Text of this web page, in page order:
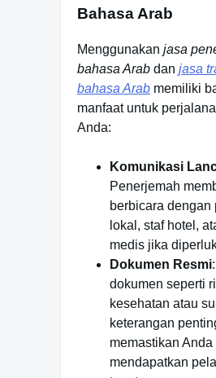
Bahasa Arab
Menggunakan jasa
bahasa Arab dan jasa
bahasa Arab memiliki
manfaat untuk
Anda:
Komunikasi
Penerjemah
berbicara dengan
lokal, staf hotel,
medis jika
Dokumen Resmi
dokumen seperti
kesehatan atau
keterangan
memastikan Anda
mendapatkan